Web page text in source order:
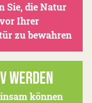
Sie, die Natur
Ihrer
zu bewahren
WERDEN
können